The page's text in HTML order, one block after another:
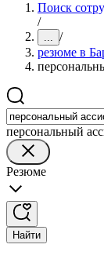
Поиск
/
... /
резюме в
персональный
Резюме
Найти